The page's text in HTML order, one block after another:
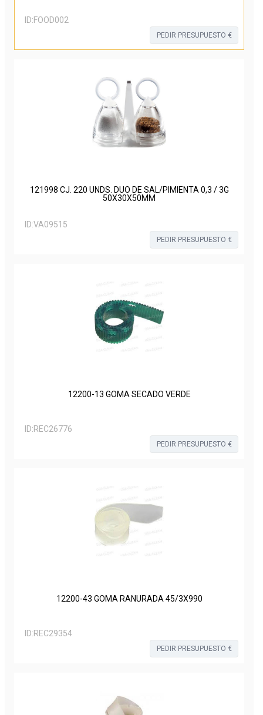
ID:FOOD002
PEDIR PRESUPUESTO €
121998 CJ. 220 UNDS. DUO DE SAL/PIMIENTA 0,3 / 3G
50X30X50MM
ID:VA09515
PEDIR PRESUPUESTO €
12200-13 GOMA SECADO VERDE
ID:REC26776
PEDIR PRESUPUESTO €
12200-43 GOMA RANURADA 45/3X990
ID:REC29354
PEDIR PRESUPUESTO €